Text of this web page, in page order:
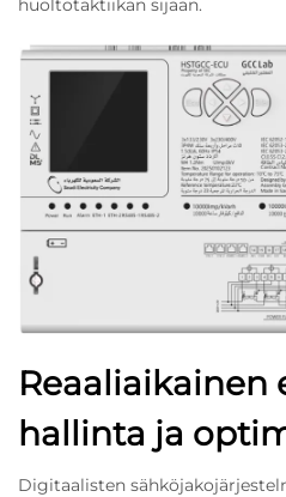
Reaaliaikainen
hallinta ja
Digitaalisten